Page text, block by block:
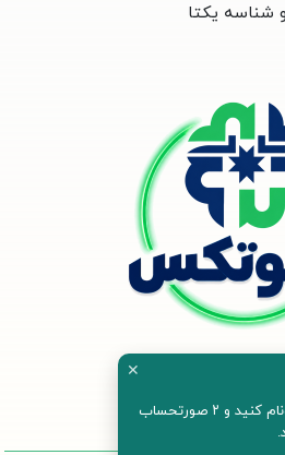
شناسه یکتا
✕
همین حالا در لیموتکس ثبت‌نام کنید و ۲ صورتحساب